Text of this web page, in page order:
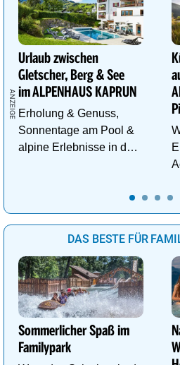
Urlaub zwischen
Gletscher, Berg & See
im ALPENHAUS KAPRUN
Erholung & Genuss,
Sonnentage am Pool &
alpine Erlebnisse in den
DAS BESTE FÜR
Sommerlicher Spaß im
Familypark